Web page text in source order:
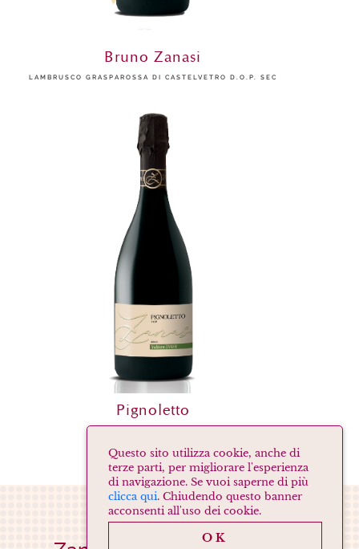
Bruno Zanasi
LAMBRUSCO GRASPAROSSA DI CASTELVETRO D.O.P. SEC
Pignoletto
Questo sito utilizza cookie, anche di
terze parti, per migliorare l'esperienza
di navigazione. Se vuoi saperne di più
clicca qui. Chiudendo questo banner
acconsenti all'uso dei cookie.
OK